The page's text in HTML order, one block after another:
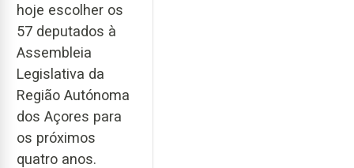
hoje escolher os
57 deputados à
Assembleia
Legislativa da
Região Autónoma
dos Açores para
os próximos
quatro anos.